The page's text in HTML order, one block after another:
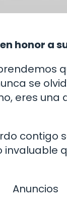
honor a
se
eres una
contigo
invaluable
Anuncios